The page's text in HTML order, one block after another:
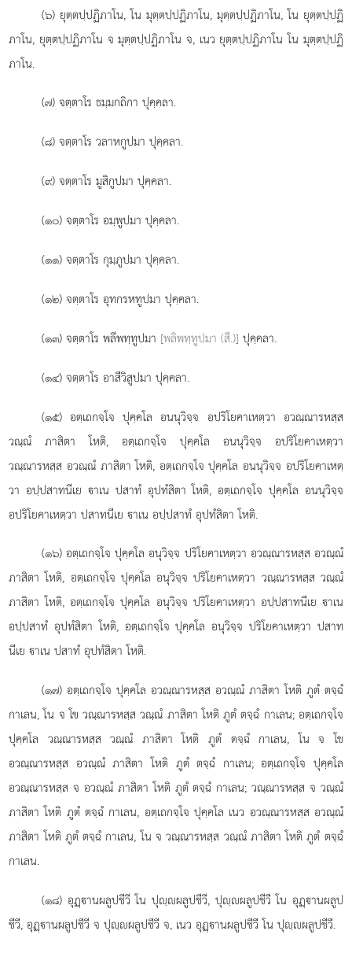
(๖) ยุตฺตปฺปฏิภาโน, โน มุตฺตปฺปฏิภาโน, มุตฺตปฺปฏิภาโน, โน ยุตฺตปฺปฏิ
ภาโน, ยุตฺตปฺปฏิภาโน จ มุตฺตปฺปฏิภาโน จ, เนว ยุตฺตปฺปฏิภาโน โน มุตฺตปฺปฏิ
ภาโน.
(๗) จตฺตาโร ธมฺมกถิกา ปุคฺคลา.
(๘) จตฺตาโร วลาหกูปมา ปุคฺคลา.
(๙) จตฺตาโร มูสิกูปมา ปุคฺคลา.
(๑๐) จตฺตาโรอมฺพูปมา ปุคฺคลา.
(๑๑) จตฺตาโร กุมฺภูปมา ปุคฺคลา.
(๑๒) จตฺตาโร อุทกรหทูปมา ปุคฺคลา.
(๑๓) จตฺตาโร พลีพทฺทูปมา [พลิพทฺทูปมา (สี.)] ปุคฺคลา.
(๑๔) จตฺตาโร อาสีวิสูปมา ปุคฺคลา.
(๑๕) อตฺเถกจฺโจ ปุคฺคโล อนนุวิจฺจ อปริโยคาเหตฺวา อวณฺณารหสฺส
วณฺณํ ภาสิตา โหติ, อตฺเถกจฺโจ ปุคฺคโล อนนุวิจฺจ อปริโยคาเหตฺวา
วณฺณารหสฺส อวณฺณํ ภาสิตา โหติ, อตฺเถกจฺโจ ปุคฺคโล อนนุวิจฺจ อปริโยคาเหตฺ
วา อปฺปสาทนีเย าเน ปสาทํ อุปทํสิตา โหติ, อตฺเถกจฺโจ ปุคฺคโล อนนุวิจฺจ
อปริโยคาเหตฺวา ปสาทนีเย าเน อปฺปสาทํ อุปทํสิตา โหติ.
(๑๖) อตฺเถกจฺโจ ปุคฺคโล อนุวิจฺจ ปริโยคาเหตฺวา อวณฺณารหสฺส อวณฺณํ
ภาสิตา โหติ, อตฺเถกจฺโจ ปุคฺคโล อนุวิจฺจ ปริโยคาเหตฺวา วณฺณารหสฺส วณฺณํ
ภาสิตา โหติ, อตฺเถกจฺโจ ปุคฺคโล อนุวิจฺจ ปริโยคาเหตฺวา อปฺปสาทนีเย าเน
อปฺปสาทํ อุปทํสิตา โหติ, อตฺเถกจฺโจ ปุคฺคโล อนุวิจฺจ ปริโยคาเหตฺวา ปสาท
นีเย าเน ปสาทํ อุปทํสิตา โหติ.
(๑๗) อตฺเถกจฺโจ ปุคฺคโล อวณฺณารหสฺส อวณฺณํ ภาสิตา โหติ ภูตํ ตจฺฉํ
กาเลน, โน จ โข วณฺณารหสฺส วณฺณํ ภาสิตา โหติ ภูตํ ตจฺฉํ กาเลน; อตฺเถกจฺโจ
ปุคฺคโล วณฺณารหสฺส วณฺณํ ภาสิตาโหติ ภูตํ ตจฺฉํ กาเลน, โน จ โข
อวณฺณารหสฺส อวณฺณํ ภาสิตา โหติ ภูตํ ตจฺฉํ กาเลน; อตฺเถกจฺโจ ปุคฺคโล
อวณฺณารหสฺส จ อวณฺณํ ภาสิตา โหติ ภูตํตจฺฉํ กาเลน; วณฺณารหสฺส จ วณฺณํ
ภาสิตา โหติ ภูตํ ตจฺฉํ กาเลน, อตฺเถกจฺโจ ปุคฺคโล เนว อวณฺณารหสฺส อวณฺณํ
ภาสิตา โหติ ภูตํ ตจฺฉํ กาเลน, โน จ วณฺณารหสฺส วณฺณํ ภาสิตา โหติ ภูตํ ตจฺฉํ
กาเลน.
(๑๘) อุฏฺานผลูปชีวี โน ปุฺผลูปชีวี, ปุฺผลูปชีวี โน อุฏฺานผลูป
ชีวี, อุฏฺานผลูปชีวี จ ปุฺผลูปชีวี จ, เนว อุฏฺานผลูปชีวี โน ปุฺผลูปชีวี.